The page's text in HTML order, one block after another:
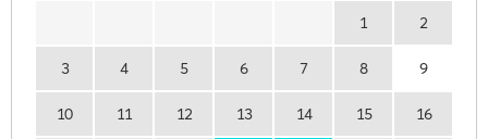
1 2
3 4 5 6 7 8 9
10 11 12 13 14 15 16